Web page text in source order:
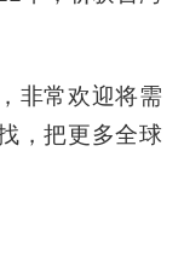
非常欢迎将需
，把更多全球